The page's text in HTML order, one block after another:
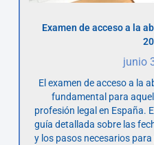
Examen de acceso a la
junio
El examen de acceso a la
fundamental para
profesión legal en España.
guía detallada sobre las
y los pasos necesarios